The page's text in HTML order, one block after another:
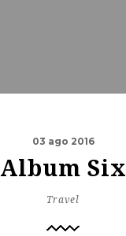
03 ago 2016
Album Six
Travel